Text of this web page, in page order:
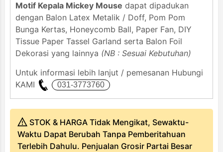
Motif Kepala Mickey Mouse dapat dipadukan
dengan Balon Latex Metalik / Doff, Pom Pom
Bunga Kertas, Honeycomb Ball, Paper Fan, DIY
Tissue Paper Tassel Garland serta Balon Foil
Dekorasi yang lainnya (NB : Sesuai Kebutuhan)
Untuk informasi lebih lanjut / pemesanan Hubungi
KAMI
STOK & HARGA Tidak Mengikat, Sewaktu-
Waktu Dapat Berubah Tanpa Pemberitahuan
Terlebih Dahulu. Penjualan Grosir Partai Besar